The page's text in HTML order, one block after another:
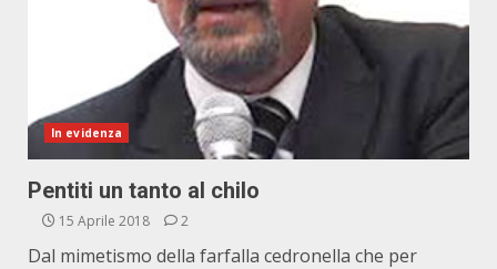
In evidenza
Pentiti un tanto al chilo
15 Aprile 2018 2
Dal mimetismo della farfalla cedronella che per